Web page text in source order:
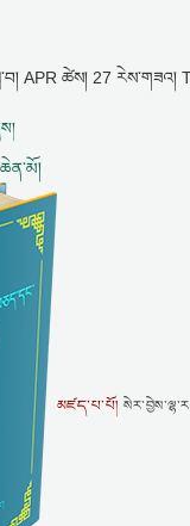
APR ཚེས། 27 རེས་གཟའ།
མཛད་པ་པོ།